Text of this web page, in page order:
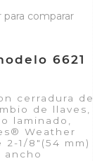
para comparar
6621
cerradura de
de llaves,
laminado,
Weather
2-1/8"(54 mm)
ancho